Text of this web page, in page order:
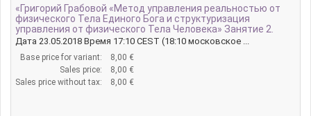
«Григорий Грабовой «Метод управления реальностью от
физического Тела Единого Бога и структуризация
управления от физического Тела Человека» Занятие 2.
Дата 23.05.2018 Время 17:10 CEST (18:10 московское ...
Base price for variant:
8,00 €
Sales price:
8,00 €
Sales price without tax:
8,00 €